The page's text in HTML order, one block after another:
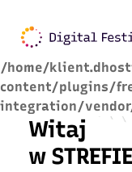
Warning : Trying to
type null in
/home/
content/plugins/
integration/
Witaj
w